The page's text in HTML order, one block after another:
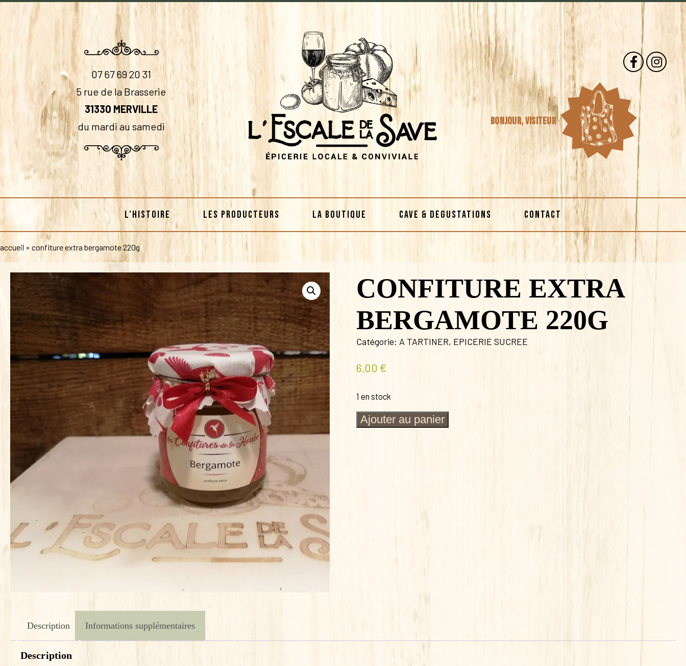
07 67 69 20 31
5 rue de la Brasserie
31330 MERVILLE
du mardi au samedi
Bonjour,visiteur
L’HISTOIRE LES PRODUCTEURS LA BOUTIQUE CAVE & DEGUSTATIONS CONTACT
accueil » confiture extra bergamote 220g
CONFITURE EXTRA
BERGAMOTE 220G
Catégorie: A TARTINER, EPICERIE SUCREE
6,00 €
1 en stock
quantité
de
Ajouter au panier
Description Informations supplémentaires
Description